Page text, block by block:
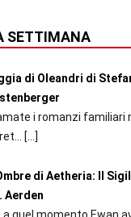
SETTIMANA
di Oleandri di
i romanzi familiari
[…]
di Aetheria: Il
Aerden
a quel momento Ewan